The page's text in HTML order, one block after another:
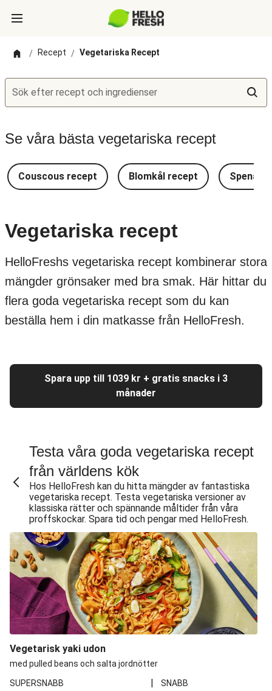
/ Recept / Vegetariska Recept
Sök efter recept och ingredienser
Se våra bästa vegetariska recept
Couscous recept Blomkål recept Spenat
Vegetariska recept
HelloFreshs vegetariska recept kombinerar stora
mängder grönsaker med bra smak. Här hittar du
flera goda vegetariska recept som du kan
beställa hem i din matkasse från HelloFresh.
Spara upp till 1039 kr + gratis snacks i 3
månader
Testa våra goda vegetariska recept
från världens kök
Hos HelloFresh kan du hitta mängder av fantastiska
vegetariska recept. Testa vegetariska versioner av
klassiska rätter och spännande måltider från våra
proffskockar. Spara tid och pengar med HelloFresh.
Vegetarisk yaki udon
med pulled beans och salta jordnötter
SUPERSNABB
| SNABB